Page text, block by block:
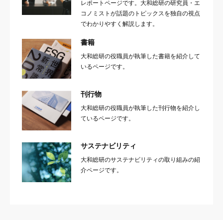
レポートページです。大和総研の研究員・エ
コノミストが話題のトピックスを独自の視点
でわかりやすく解説します。
書籍
大和総研の役職員が執筆した書籍を紹介して
いるページです。
刊行物
大和総研の役職員が執筆した刊行物を紹介し
ているページです。
サステナビリティ
大和総研のサステナビリティの取り組みの紹
介ページです。